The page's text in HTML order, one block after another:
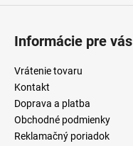
Informácie pre vás
Vrátenie tovaru
Kontakt
Doprava a platba
Obchodné podmienky
Reklamačný poriadok